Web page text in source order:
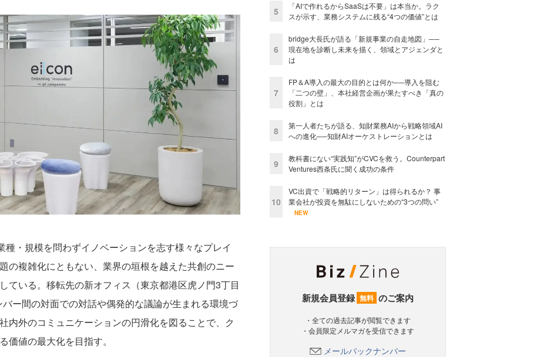
・規模を問わずイノベーションを志す様々なプレイ
の複雑化にともない、業界の垣根を越えた共創のニー
ている。移転先の新オフィス（東京都港区虎ノ門3丁目
ー間の対面での対話や偶発的な議論が生まれる環境づ
内外のコミュニケーションの円滑化を図ることで、ク
価値の最大化を目指す。
5
「AIで作れるからSaaSは不要」は本当か。ラク
スが示す、業務システムに残る“4つの価値”とは
6
bridge大長氏が語る「新規事業の自走地図」──
現在地を診断し未来を描く、領域とアジェンダと
は
7
FP＆A導入の最大の目的とは何か──導入を阻む
「二つの壁」、本社経営企画が果たすべき「真の
役割」とは
8
第一人者たちが語る、知財業務AIから戦略領域AI
への進化──知財AIオーケストレーションとは
9
教科書にない“実践知”がCVCを救う。Counterpart
Ventures西条氏に聞く成功の条件
10
VC出資で「戦略的リターン」は得られるか？ 事
業会社が投資を無駄にしないための“3つの問い”
NEW
新規会員登録 無料 のご案内
・全ての過去記事が閲覧できます
・会員限定メルマガを受信できます
メールバックナンバー